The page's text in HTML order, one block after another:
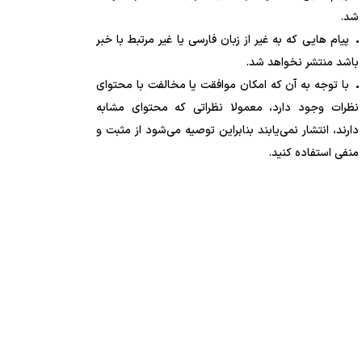
شد.
پیام هایی که به غیر از زبان فارسی یا غیر مرتبط با خبر
باشد منتشر نخواهد شد.
با توجه به آن که امکان موافقت یا مخالفت با محتوای
نظرات وجود دارد، معمولا نظراتی که محتوای مشابه
دارند، انتشار نمی‌یابند بنابراین توصیه می‌شود از مثبت و
منفی استفاده کنید.